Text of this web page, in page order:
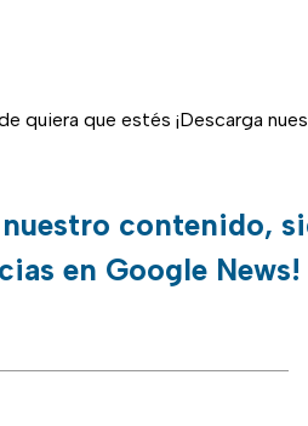
quiera que estés ¡Descarga
contenido,
en Google News!